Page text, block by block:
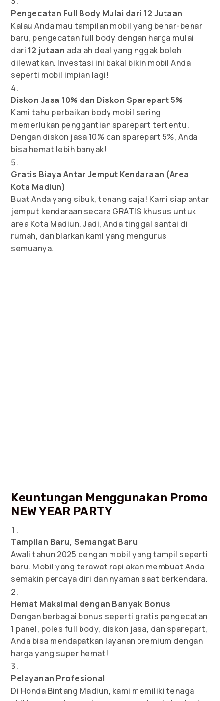
Pengecatan Full Body Mulai dari 12 Jutaan
Kalau Anda mau tampilan mobil yang benar-benar
baru, pengecatan full body dengan harga mulai
dari 12 jutaan adalah deal yang nggak boleh
dilewatkan. Investasi ini bakal bikin mobil Anda
seperti mobil impian lagi!
Diskon Jasa 10% dan Diskon Sparepart 5%
Kami tahu perbaikan body mobil sering
memerlukan penggantian sparepart tertentu.
Dengan diskon jasa 10% dan sparepart 5%, Anda
bisa hemat lebih banyak!
Gratis Biaya Antar Jemput Kendaraan (Area
Kota Madiun)
Buat Anda yang sibuk, tenang saja! Kami siap antar
jemput kendaraan secara GRATIS khusus untuk
area Kota Madiun. Jadi, Anda tinggal santai di
rumah, dan biarkan kami yang mengurus
semuanya.
Keuntungan Menggunakan Promo
NEW YEAR PARTY
Tampilan Baru, Semangat Baru
Awali tahun 2025 dengan mobil yang tampil seperti
baru. Mobil yang terawat rapi akan membuat Anda
semakin percaya diri dan nyaman saat berkendara.
Hemat Maksimal dengan Banyak Bonus
Dengan berbagai bonus seperti gratis pengecatan
1 panel, poles full body, diskon jasa, dan sparepart,
Anda bisa mendapatkan layanan premium dengan
harga yang super hemat!
Pelayanan Profesional
Di Honda Bintang Madiun, kami memiliki tenaga